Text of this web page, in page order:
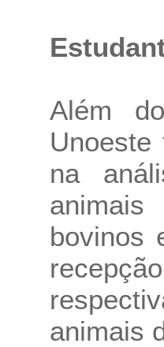
Além
Unoeste
na
bovinos
animais